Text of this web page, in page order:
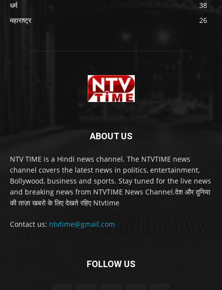
धर्म
38
महाराष्ट्र
26
ABOUT US
NTV TIME is a Hindi news channel. The NTVTIME news
channel covers the latest news in politics, entertainment,
Bollywood, business and sports. Stay tuned for the live news
and breaking news from NTVTIME News Channel.देश और दुनिया
की ताज़ा खबरो के लिए देखते रहिए Ntvtime
Contact us: ntvtime@gmail.com
FOLLOW US